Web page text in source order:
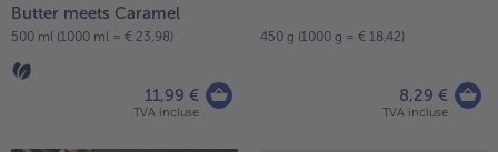
Butter meets Caramel
500 ml (1000 ml = € 23,98)
11,99 €
TVA incluse
450 g (1000 g = € 18,42)
8,29 €
TVA incluse